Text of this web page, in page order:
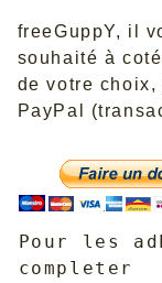
freeGuppY, il
souhaité à
de votre
PayPal
Pour les
completer